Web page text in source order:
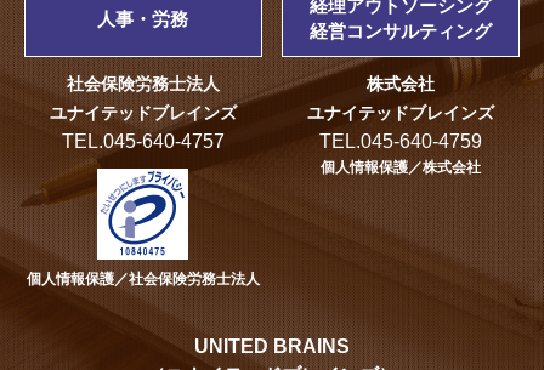
人事・労務
社会保険労務士法人
ユナイテッドブレインズ
TEL.045-640-4757
個人情報保護／社会保険労務士法人
経理アウトソーシング
経営コンサルティング
株式会社
ユナイテッドブレインズ
TEL.045-640-4759
個人情報保護／株式会社
UNITED BRAINS